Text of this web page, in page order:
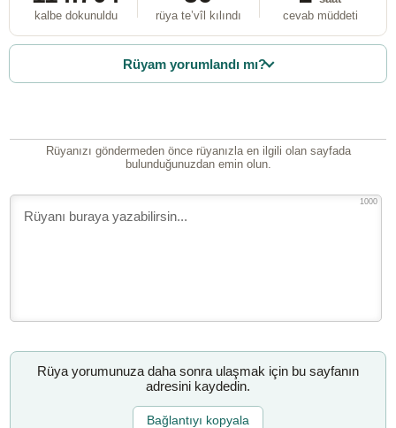
kalbe dokunuldu rüya te’vîl kılındı
cevab müddeti
Rüyam yorumlandı mı?
Rüyanızı göndermeden önce rüyanızla en ilgili olan sayfada
bulunduğunuzdan emin olun.
1000
Rüya yorumunuza daha sonra ulaşmak için bu sayfanın
adresini kaydedin.
Bağlantıyı kopyala